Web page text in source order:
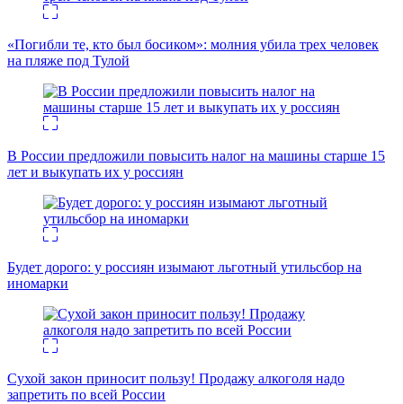
«Погибли те, кто был босиком»: молния убила трех человек
на пляже под Тулой
В России предложили повысить налог на машины старше 15
лет и выкупать их у россиян
Будет дорого: у россиян изымают льготный утильсбор на
иномарки
Сухой закон приносит пользу! Продажу алкоголя надо
запретить по всей России